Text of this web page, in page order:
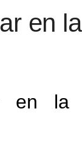
en
en la